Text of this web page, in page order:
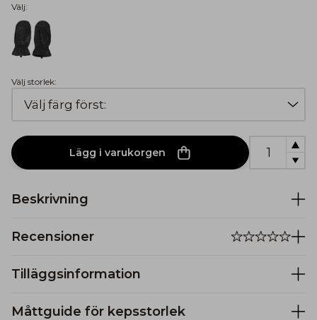
Välj:
Välj storlek:
Lägg i varukorgen
Beskrivning
Recensioner
Tilläggsinformation
Måttguide för kepsstorlek